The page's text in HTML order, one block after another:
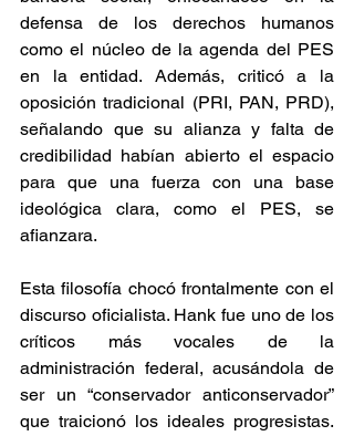
defensa de los derechos humanos
como el núcleo de la agenda del PES
en la entidad. Además, criticó a la
oposición tradicional (PRI, PAN, PRD),
señalando que su alianza y falta de
credibilidad habían abierto el espacio
para que una fuerza con una base
ideológica clara, como el PES, se
afianzara.
​Esta filosofía chocó frontalmente con el
discurso oficialista. Hank fue uno de los
críticos más vocales de la
administración federal, acusándola de
ser un “conservador anticonservador”
que traicionó los ideales progresistas.